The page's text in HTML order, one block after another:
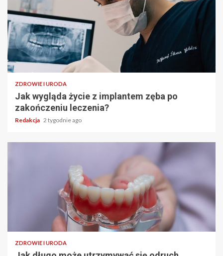
ZDROWIE I URODA
Jak wygląda życie z implantem zęba po
zakończeniu leczenia?
Redakcja 2 tygodnie ago
ZDROWIE I URODA